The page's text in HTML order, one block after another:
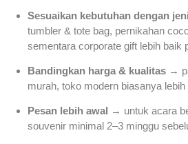
Sesuaikan kebutuhan dengan
tumbler & tote bag, pernikahan
sementara corporate gift lebih baik
Bandingkan harga & kualitas →
murah, toko modern biasanya
Pesan lebih awal → untuk acara
souvenir minimal 2–3 minggu